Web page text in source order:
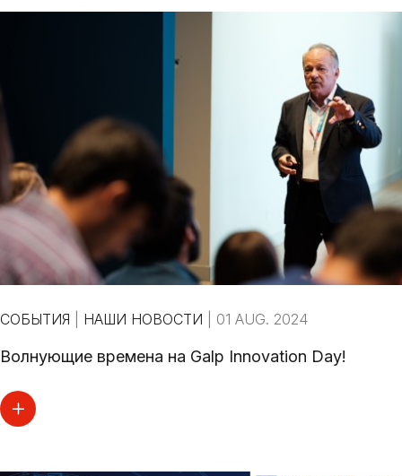
СОБЫТИЯ НАШИ НОВОСТИ 01 AUG. 2024
Волнующие времена на Galp Innovation Day!